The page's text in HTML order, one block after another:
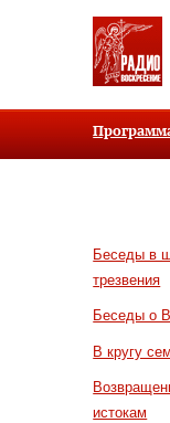
Беседы в
трезвения
Беседы о
В кругу
истокам